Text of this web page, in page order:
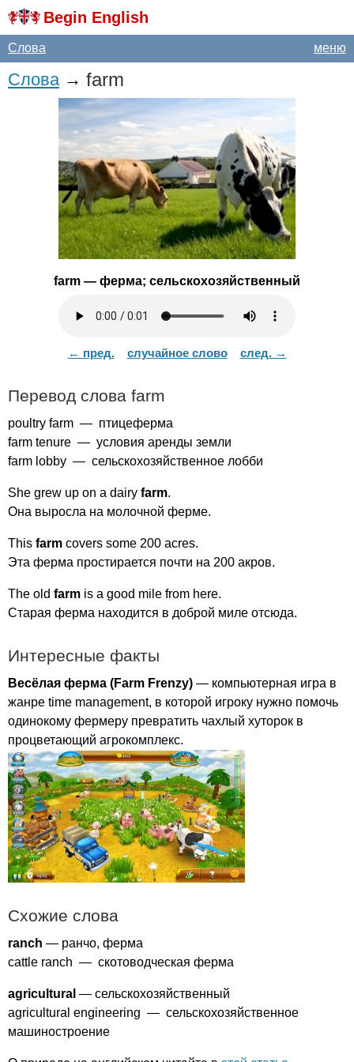
Begin English
меню
Слова
Слова→ farm
farm — ферма; сельскохозяйственный
← пред. случайное слово след. →
Перевод слова farm
poultry farm — птицеферма
farm tenure — условия аренды земли
farm lobby — сельскохозяйственное лобби
She grew up on a dairy farm.
Она выросла на молочной ферме.
This farm covers some 200 acres.
Эта ферма простирается почти на 200 акров.
The old farm is a good mile from here.
Старая ферма находится в доброй миле отсюда.
Интересные факты
Весёлая ферма (Farm Frenzy) — компьютерная игра в
жанре time management, в которой игроку нужно помочь
одинокому фермеру превратить чахлый хуторок в
процветающий агрокомплекс.
Схожие слова
ranch — ранчо, ферма
cattle ranch — скотоводческая ферма
agricultural — сельскохозяйственный
agricultural engineering — сельскохозяйственное
машиностроение